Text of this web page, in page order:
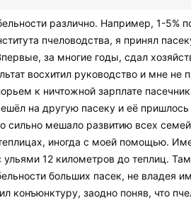
различно. Например, 1-5%
пчеловодства, я принял
за многие годы, сдал
восхитил руководство и мне не
к ничтожной зарплате
на другую пасеку и её
сильно мешало развитию всех
иногда с моей помощью.
12 километров до теплиц.
больших пасек, не владея
конъюнктуру, заодно поняв, что